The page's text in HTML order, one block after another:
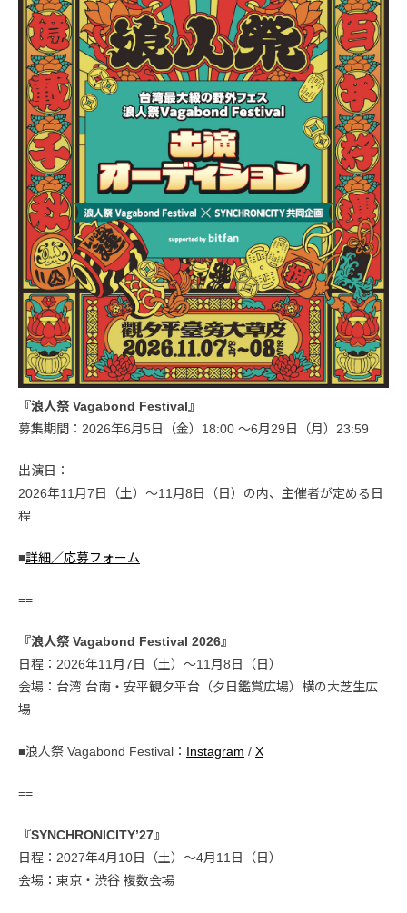
『浪人祭 Vagabond Festival』
募集期間：2026年6月5日（金）18:00 〜6月29日（月）23:59
出演日：
2026年11月7日（土）〜11月8日（日）の内、主催者が定める日
程
■詳細／応募フォーム
==
『浪人祭 Vagabond Festival 2026』
日程：2026年11月7日（土）〜11月8日（日）
会場：台湾 台南・安平観夕平台（夕日鑑賞広場）横の大芝生広
場
■浪人祭 Vagabond Festival： Instagram / X
==
『SYNCHRONICITY’27』
日程：2027年4月10日（土）〜4月11日（日）
会場：東京・渋谷 複数会場